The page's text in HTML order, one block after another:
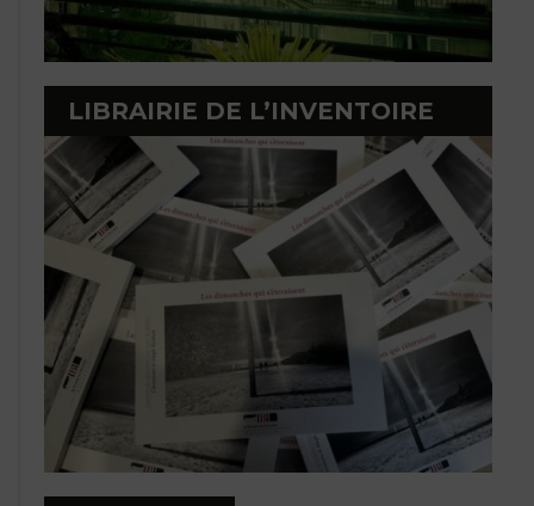
LIBRAIRIE DE L’INVENTOIRE